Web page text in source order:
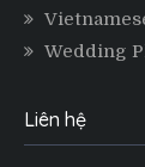
Wedding
Liên hệ